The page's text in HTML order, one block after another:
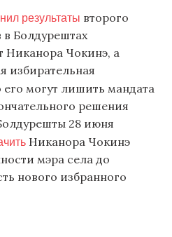
результаты второго
в Болдурештах
Никанора Чокинэ, а
избирательная
его могут лишить мандата
решения
28 июня
Никанора Чокинэ
мэра села до
нового избранного